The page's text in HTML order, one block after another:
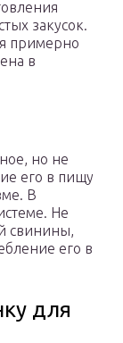
закусок.
примерно
в
но не
его в пищу
В
Не
свинины,
его в
для